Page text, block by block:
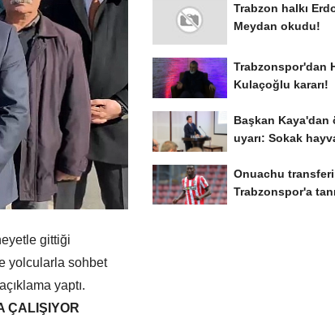
gittiği
yolcularla sohbet
yaptı.
ÇALIŞIYOR
Trabzon halkı
Meydan okudu!
Trabzonspor'dan
Kulaçoğlu kararı!
Başkan Kaya'dan
uyarı: Sokak
Onuachu
Trabzonspor'a